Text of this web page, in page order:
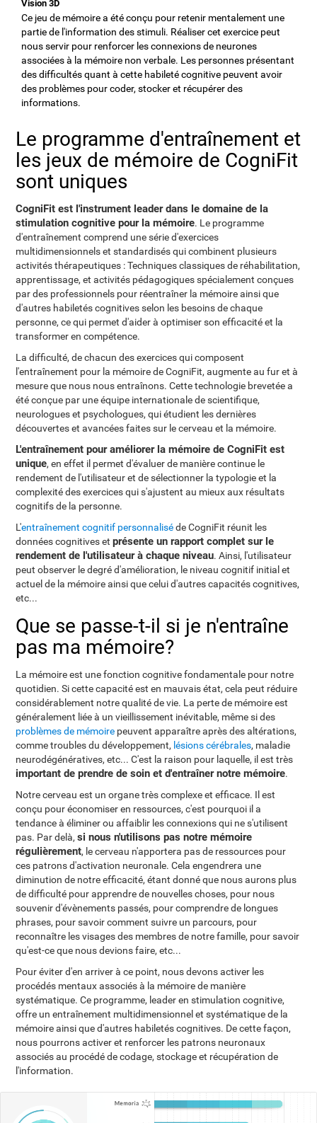
Vision 3D
Ce jeu de mémoire a été conçu pour retenir mentalement une
partie de l'information des stimuli. Réaliser cet exercice peut
nous servir pour renforcer les connexions de neurones
associées à la mémoire non verbale. Les personnes présentant
des difficultés quant à cette habileté cognitive peuvent avoir
des problèmes pour coder, stocker et récupérer des
informations.
Le programme d'entraînement et
les jeux de mémoire de CogniFit
sont uniques
CogniFit est l'instrument leader dans le domaine de la
stimulation cognitive pour la mémoire. Le programme
d'entraînement comprend une série d'exercices
multidimensionnels et standardisés qui combinent plusieurs
activités thérapeutiques : Techniques classiques de réhabilitation,
apprentissage, et activités pédagogiques spécialement conçues
par des professionnels pour réentraîner la mémoire ainsi que
d'autres habiletés cognitives selon les besoins de chaque
personne, ce qui permet d'aider à optimiser son efficacité et la
transformer en compétence.
La difficulté, de chacun des exercices qui composent
l'entraînement pour la mémoire de CogniFit, augmente au fur et à
mesure que nous nous entraînons. Cette technologie brevetée a
été conçue par une équipe internationale de scientifique,
neurologues et psychologues, qui étudient les dernières
découvertes et avancées faites sur le cerveau et la mémoire.
L'entraînement pour améliorer la mémoire de CogniFit est
unique, en effet il permet d'évaluer de manière continue le
rendement de l'utilisateur et de sélectionner la typologie et la
complexité des exercices qui s'ajustent au mieux aux résultats
cognitifs de la personne.
L'entraînement cognitif personnaliséde CogniFit réunit les
données cognitives etprésente un rapport complet sur le
rendement de l'utilisateur à chaque niveau. Ainsi, l'utilisateur
peut observer le degré d'amélioration, le niveau cognitif initial et
actuel de la mémoire ainsi que celui d'autres capacités cognitives,
etc...
Que se passe-t-il si je n'entraîne
pas ma mémoire?
La mémoire est une fonction cognitive fondamentale pour notre
quotidien. Si cette capacité est en mauvais état, cela peut réduire
considérablement notre qualité de vie. La perte de mémoire est
généralement liée à un vieillissement inévitable, même si des
problèmes de mémoire peuvent apparaître après des altérations,
comme troubles du développement, lésions cérébrales, maladie
neurodégénératives, etc... C'est la raison pour laquelle, il est très
important de prendre de soin et d'entraîner notre mémoire.
Notre cerveau est un organe très complexe et efficace. Il est
conçu pour économiser en ressources, c'est pourquoi il a
tendance à éliminer ou affaiblir les connexions qui ne s'utilisent
pas. Par delà,si nous n'utilisons pas notre mémoire
régulièrement, le cerveau n'apportera pas de ressources pour
ces patrons d'activation neuronale. Cela engendrera une
diminution de notre efficacité, étant donné que nous aurons plus
de difficulté pour apprendre de nouvelles choses, pour nous
souvenir d'évènements passés, pour comprendre de longues
phrases, pour savoir comment suivre un parcours, pour
reconnaître les visages des membres de notre famille, pour savoir
qu'est-ce que nous devions faire, etc...
Pour éviter d'en arriver à ce point, nous devons activer les
procédés mentaux associés à la mémoire de manière
systématique. Ce programme, leader en stimulation cognitive,
offre un entraînement multidimensionnel et systématique de la
mémoire ainsi que d'autres habiletés cognitives. De cette façon,
nous pourrons activer et renforcer les patrons neuronaux
associés au procédé de codage, stockage et récupération de
l'information.